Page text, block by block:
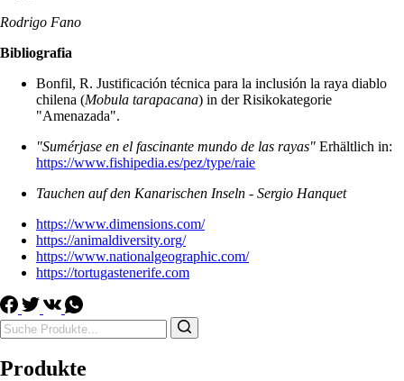
Rodrigo Fano
Bibliografia
Bonfil, R. Justificación técnica para la inclusión la raya diablo
chilena (Mobula tarapacana) in der Risikokategorie
"Amenazada".
"Sumérjase en el fascinante mundo de las rayas" Erhältlich in:
https://www.fishipedia.es/pez/type/raie
Tauchen auf den Kanarischen Inseln - Sergio Hanquet
https://www.dimensions.com/
https://animaldiversity.org/
https://www.nationalgeographic.com/
https://tortugastenerife.com
Suche
nach:
Produkte